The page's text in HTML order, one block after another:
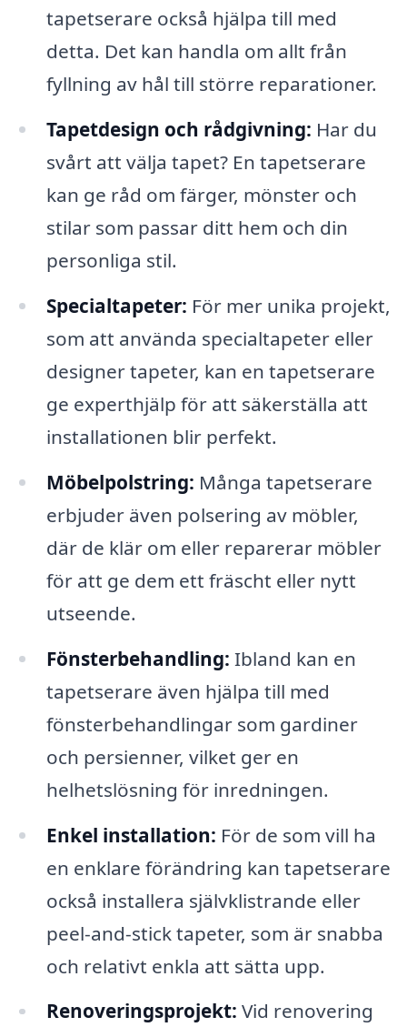
tapetserare också hjälpa till med
detta. Det kan handla om allt från
fyllning av hål till större reparationer.
Tapetdesign och rådgivning: Har du
svårt att välja tapet? En tapetserare
kan ge råd om färger, mönster och
stilar som passar ditt hem och din
personliga stil.
Specialtapeter: För mer unika projekt,
som att använda specialtapeter eller
designer tapeter, kan en tapetserare
ge experthjälp för att säkerställa att
installationen blir perfekt.
Möbelpolstring: Många tapetserare
erbjuder även polsering av möbler,
där de klär om eller reparerar möbler
för att ge dem ett fräscht eller nytt
utseende.
Fönsterbehandling: Ibland kan en
tapetserare även hjälpa till med
fönsterbehandlingar som gardiner
och persienner, vilket ger en
helhetslösning för inredningen.
Enkel installation: För de som vill ha
en enklare förändring kan tapetserare
också installera självklistrande eller
peel-and-stick tapeter, som är snabba
och relativt enkla att sätta upp.
Renoveringsprojekt: Vid renovering